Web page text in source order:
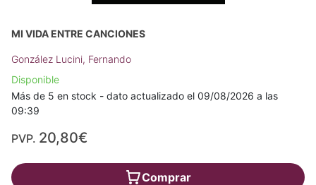
MI VIDA ENTRE CANCIONES
González Lucini, Fernando
Disponible
Más de 5 en stock - dato actualizado el 09/08/2026 a las
09:39
PVP. 20,80€
Comprar